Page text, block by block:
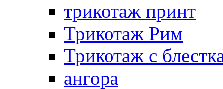
трикотаж принт
Трикотаж Рим
Трикотаж с
ангора